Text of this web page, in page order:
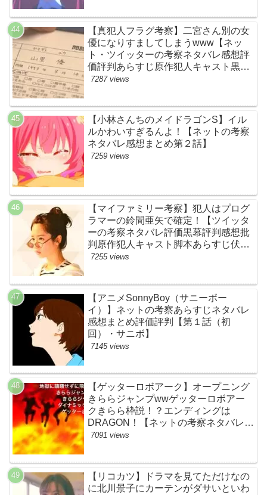
【真犯人フラグ考察】二宮さん別の女
優になりすましてしまうwww【ネッ
ト・ツイッターの考察ネタバレ感想評
価評判あらすじ原作犯人キャスト黒幕
伏線まとめ・山里亮太・蒼井優】
7287 views
【小林さんちのメイドラゴンS】イル
ルかわいすぎるんよ！【ネットの考察
ネタバレ感想まとめ第２話】
7259 views
【マイファミリー考察】犯人はプログ
ラマーの鈴間亜矢で確定！【ツイッタ
ーの考察ネタバレ評価黒幕評判感想批
判原作犯人キャスト脚本あらすじ伏線
まとめ・藤間爽子】
7255 views
【アニメSonnyBoy（サニーボー
イ）】ネットの考察あらすじネタバレ
感想まとめ評価評判【第１話（初
回）・サニボ】
7145 views
【ゲッターロボアーク】オープニング
きららジャンプwwゲッターロボアー
クきらら枠説！？エンディングは
DRAGON！【ネットの考察ネタバレ感
想まとめ・第１話】
7091 views
【リコカツ】ドラマを見てただけなの
に北川景子にカーテンがダサいといわ